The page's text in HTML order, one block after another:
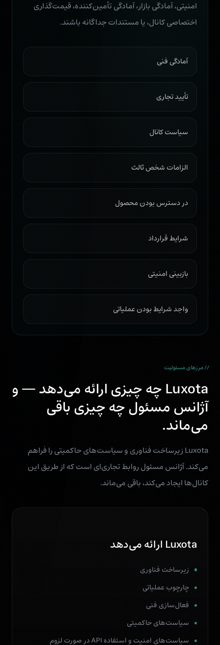
امنیتی، آمادگی بازار، آمادگی تأمین‌کننده، قیمت‌گذاری
اختصاصی کانال، یا مستندات جداگانه باشند.
آمادگی فنی
تأیید تجاری
سیاست کانال
الزامات شخص ثالث
در دسترس بودن محصول
شرایط قرارداد
بازبینی امنیتی
واجد شرایط بودن عملیاتی
// مرزهای مسئولیت
Luxota چه چیزی ارائه می‌دهد — و
آژانس مسئول چه چیزی باقی
می‌ماند.
Luxota زیرساخت فناوری و سیاست‌های حاکمیتی را فراهم
می‌کند. آژانس مسئول روابط تجاری‌ای است که از طریق این
کانال‌ها ایجاد می‌کند، باقی می‌ماند.
Luxota ارائه می‌دهد
زیرساخت فناوری
چارچوب عملیاتی
فعال‌سازی فنی
سیاست‌های حاکمیتی
سیاست‌های امنیت و استفاده API در صورت لزوم